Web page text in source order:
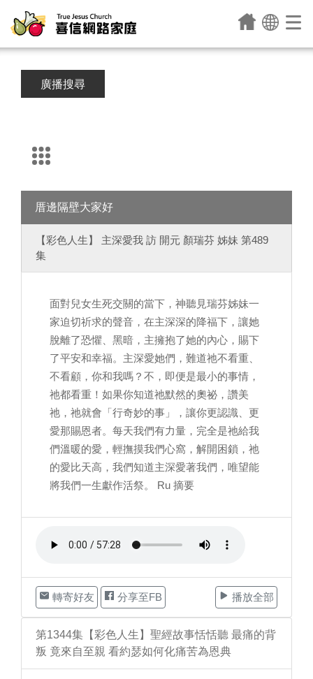
廣播搜尋
厝邊隔壁大家好
【彩色人生】 主深愛我 訪 開元 顏瑞芬 姊妹 第489
集
面對兒女生死交關的當下，神聽見瑞芬姊妹一
家迫切祈求的聲音，在主深深的降福下，讓她
脫離了恐懼、黑暗，主擁抱了她的內心，賜下
了平安和幸福。主深愛她們，難道祂不看重、
不看顧，你和我嗎？不，即便是最小的事情，
祂都看重！如果你知道祂默然的奧祕，讚美
祂，祂就會「行奇妙的事」，讓你更認識、更
愛那賜恩者。每天我們有力量，完全是祂給我
們溫暖的愛，輕撫摸我們心窩，解開困鎖，祂
的愛比天高，我們知道主深愛著我們，唯望能
將我們一生獻作活祭。 Ru 摘要
轉寄好友 分享至FB 播放全部
第1344集【彩色人生】聖經故事恬恬聽 最痛的背
叛 竟來自至親 看約瑟如何化痛苦為恩典